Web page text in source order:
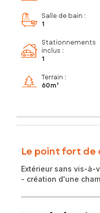
Salle de bain :
1
Stationnements
inclus :
1
Terrain :
60m²
Le point fort de
Extérieur sans vis-à-
- création d'une